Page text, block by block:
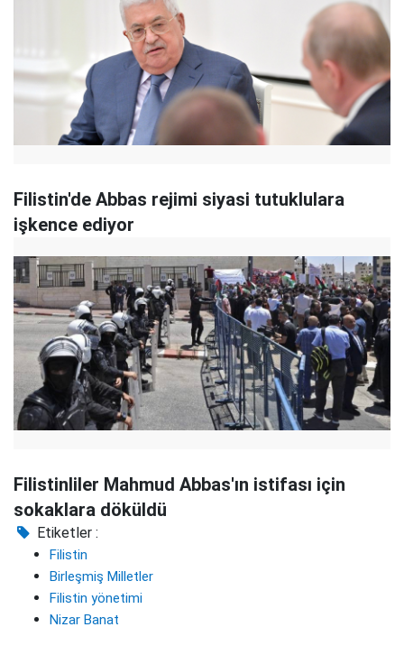
Filistin'de Abbas rejimi siyasi tutuklulara
işkence ediyor
Filistinliler Mahmud Abbas'ın istifası için
sokaklara döküldü
Etiketler :
Filistin
Birleşmiş Milletler
Filistin yönetimi
Nizar Banat